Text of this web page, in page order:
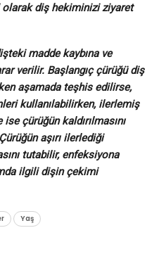
diş hekiminizi ziyaret
madde kaybına ve
verilir. Başlangıç çürüğü diş
aşamada teşhis edilirse,
kullanılabilirken, ilerlemiş
çürüğün kaldırılmasını
aşırı ilerlediği
tutabilir, enfeksiyona
ilgili dişin çekimi
Yaş